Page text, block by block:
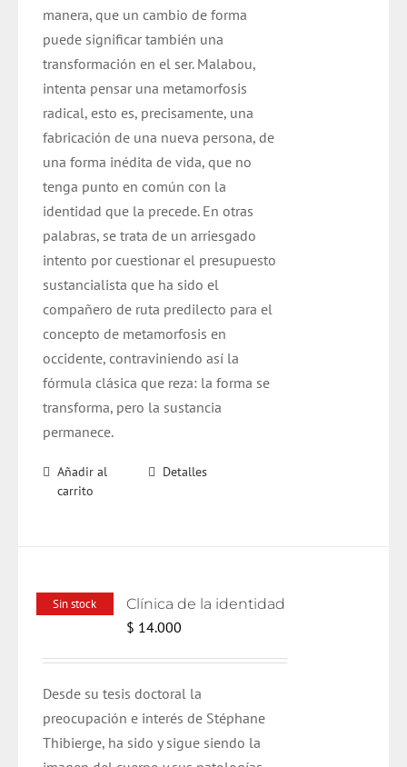
manera, que un cambio de forma
puede significar también una
transformación en el ser. Malabou,
intenta pensar una metamorfosis
radical, esto es, precisamente, una
fabricación de una nueva persona, de
una forma inédita de vida, que no
tenga punto en común con la
identidad que la precede. En otras
palabras, se trata de un arriesgado
intento por cuestionar el presupuesto
sustancialista que ha sido el
compañero de ruta predilecto para el
concepto de metamorfosis en
occidente, contraviniendo así la
fórmula clásica que reza: la forma se
transforma, pero la sustancia
permanece.
Añadir al
carrito
Detalles
Sin stock Clínica de la identidad
$ 14.000
Desde su tesis doctoral la
preocupación e interés de Stéphane
Thibierge, ha sido y sigue siendo la